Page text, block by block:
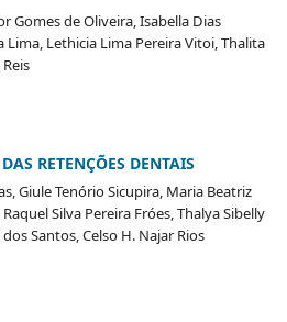
Gomes de Oliveira, Isabella Dias
Lethicia Lima Pereira Vitoi, Thalita
RETENÇÕES DENTAIS
Giule Tenório Sicupira, Maria Beatriz
Silva Pereira Fróes, Thalya Sibelly
Santos, Celso H. Najar Rios